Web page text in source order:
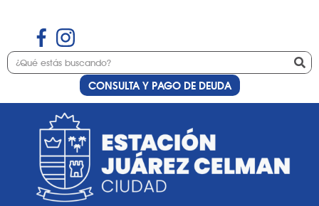
CONSULTA Y PAGO DE DEUDA